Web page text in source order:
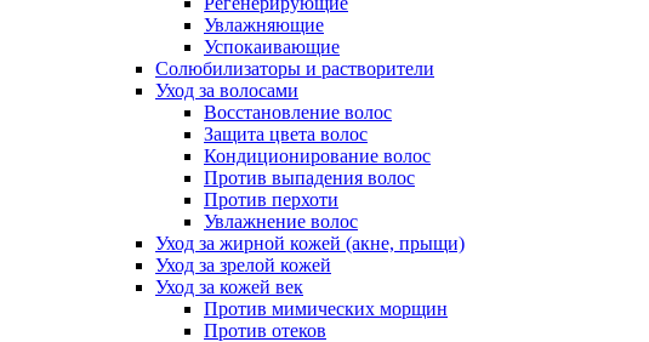
Увлажняющие
Успокаивающие
Солюбилизаторы и растворители
Уход за волосами
Восстановление волос
Защита цвета волос
Кондиционирование волос
Против выпадения волос
Против перхоти
Увлажнение волос
Уход за жирной кожей (акне, прыщи)
Уход за зрелой кожей
Уход за кожей век
Против мимических морщин
Против отеков